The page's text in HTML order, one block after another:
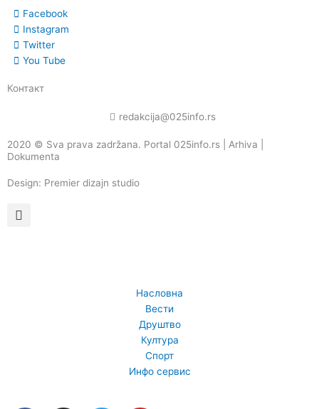
Facebook
Instagram
Twitter
You Tube
Контакт
redakcija@025info.rs
2020 © Sva prava zadržana. Portal 025info.rs | Arhiva
Dokumenta
Design: Premier dizajn studio
Насловна
Вести
Друштво
Култура
Спорт
Инфо сервис